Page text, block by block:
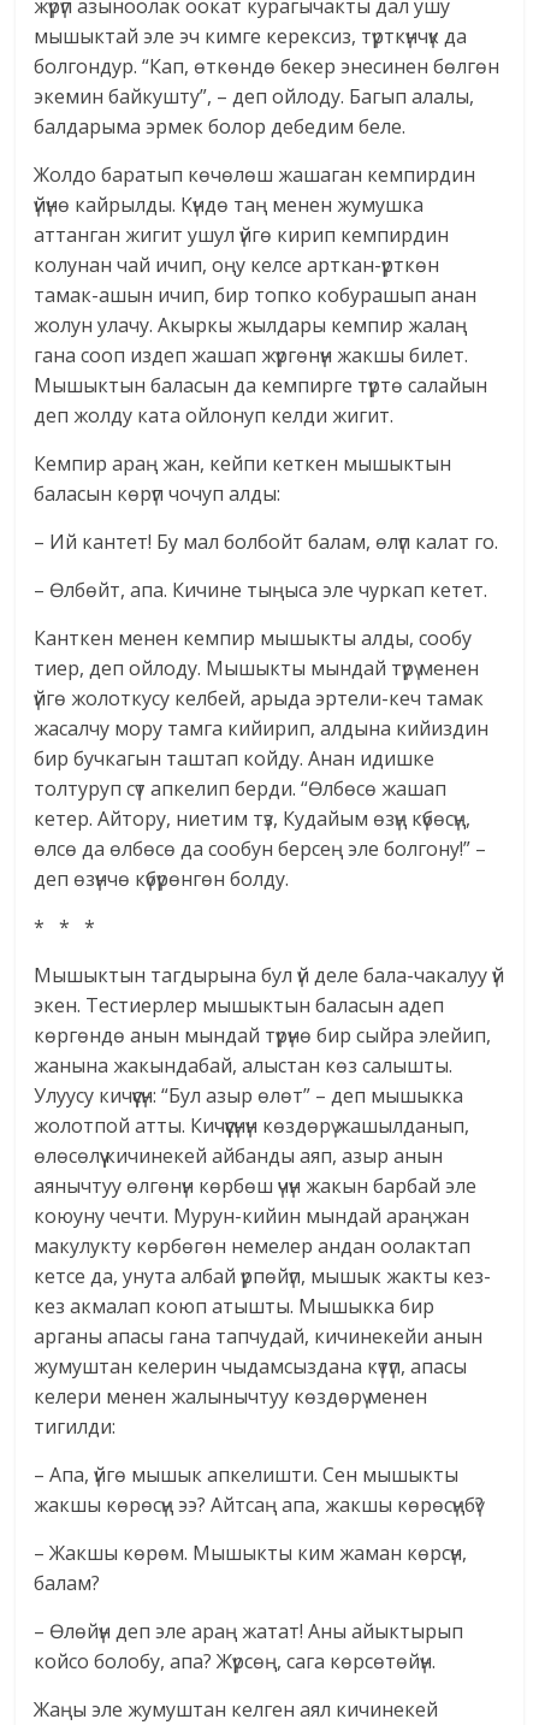
жүрүп азыноолак оокат курагычакты дал ушу
мышыктай эле эч кимге керексиз, түрткүнчүк да
болгондур. “Кап, өткөндө бекер энесинен бөлгөн
экемин байкушту”, – деп ойлоду. Багып алалы,
балдарыма эрмек болор дебедим беле.
Жолдо баратып көчөлөш жашаган кемпирдин
үйүнө кайрылды. Күндө таң менен жумушка
аттанган жигит ушул үйгө кирип кемпирдин
колунан чай ичип, оңу келсе арткан-үрткөн
тамак-ашын ичип, бир топко кобурашып анан
жолун улачу. Акыркы жылдары кемпир жалаң
гана сооп издеп жашап жүргөнүн жакшы билет.
Мышыктын баласын да кемпирге түртө салайын
деп жолду ката ойлонуп келди жигит.
Кемпир араң жан, кейпи кеткен мышыктын
баласын көрүп чочуп алды:
– Ий кантет! Бу мал болбойт балам, өлүп калат го.
– Өлбөйт, апа. Кичине тыңыса эле чуркап кетет.
Канткен менен кемпир мышыкты алды, сообу
тиер, деп ойлоду. Мышыкты мындай түрү менен
үйгө жолоткусу келбей, арыда эртели-кеч тамак
жасалчу мору тамга кийирип, алдына кийиздин
бир бучкагын таштап койду. Анан идишке
толтуруп сүт апкелип берди. “Өлбөсө жашап
кетер. Айтору, ниетим түз, Кудайым өзүң күбөсүң,
өлсө да өлбөсө да сообун берсең эле болгону!” –
деп өзүнчө күбүрөнгөн болду.
* * *
Мышыктын тагдырына бул үй деле бала-чакалуу үй
экен. Тестиерлер мышыктын баласын адеп
көргөндө анын мындай түрүнө бир сыйра элейип,
жанына жакындабай, алыстан көз салышты.
Улуусу кичүүсүн: “Бул азыр өлөт” – деп мышыкка
жолотпой атты. Кичүүсүнүн көздөрү жашылданып,
өлөсөлүү кичинекей айбанды аяп, азыр анын
аянычтуу өлгөнүн көрбөш үчүн жакын барбай эле
коюуну чечти. Мурун-кийин мындай араңжан
макулукту көрбөгөн немелер андан оолактап
кетсе да, унута албай үрпөйүп, мышык жакты кез-
кез акмалап коюп атышты. Мышыкка бир
арганы апасы гана тапчудай, кичинекейи анын
жумуштан келерин чыдамсыздана күтүп, апасы
келери менен жалынычтуу көздөрү менен
тигилди:
– Апа, үйгө мышык апкелишти. Сен мышыкты
жакшы көрөсүң ээ? Айтсаң апа, жакшы көрөсүңбү?
– Жакшы көрөм. Мышыкты ким жаман көрсүн,
балам?
– Өлөйүн деп эле араң жатат! Аны айыктырып
койсо болобу, апа? Жүрсөң, сага көрсөтөйүн.
Жаңы эле жумуштан келген аял кичинекей